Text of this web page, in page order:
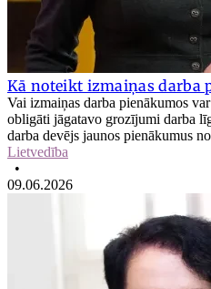
Kā noteikt izmaiņas darba
Vai izmaiņas darba pienākumos
obligāti jāgatavo grozījumi darba
darba devējs jaunos pienākumus
Lietvedība
•
09.06.2026